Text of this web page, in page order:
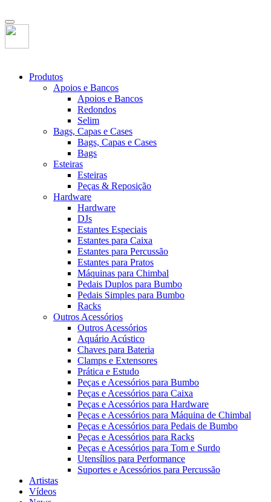
Produtos
Apoios e Bancos
Apoios e Bancos
Redondos
Selim
Bags, Capas e Cases
Bags, Capas e Cases
Bags
Esteiras
Esteiras
Peças & Reposição
Hardware
Hardware
DJs
Estantes Especiais
Estantes para Caixa
Estantes para Percussão
Estantes para Pratos
Máquinas para Chimbal
Pedais Duplos para Bumbo
Pedais Simples para Bumbo
Racks
Outros Acessórios
Outros Acessórios
Aquário Acústico
Chaves para Bateria
Clamps e Extensores
Prática e Estudo
Peças e Acessórios para Bumbo
Peças e Acessórios para Caixa
Peças e Acessórios para Hardware
Peças e Acessórios para Máquina de Chimbal
Peças e Acessórios para Pedais de Bumbo
Peças e Acessórios para Racks
Peças e Acessórios para Tom e Surdo
Utensílios para Performance
Suportes e Acessórios para Percussão
Artistas
Vídeos